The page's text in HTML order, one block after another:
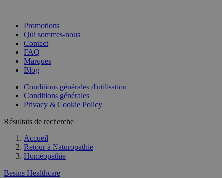
Promotions
Qui sommes-nous
Contact
FAQ
Marques
Blog
Conditions générales d'utilisation
Conditions générales
Privacy & Cookie Policy
Résultats de recherche
Accueil
Retour à Naturopathie
Homéopathie
Besins Healthcare